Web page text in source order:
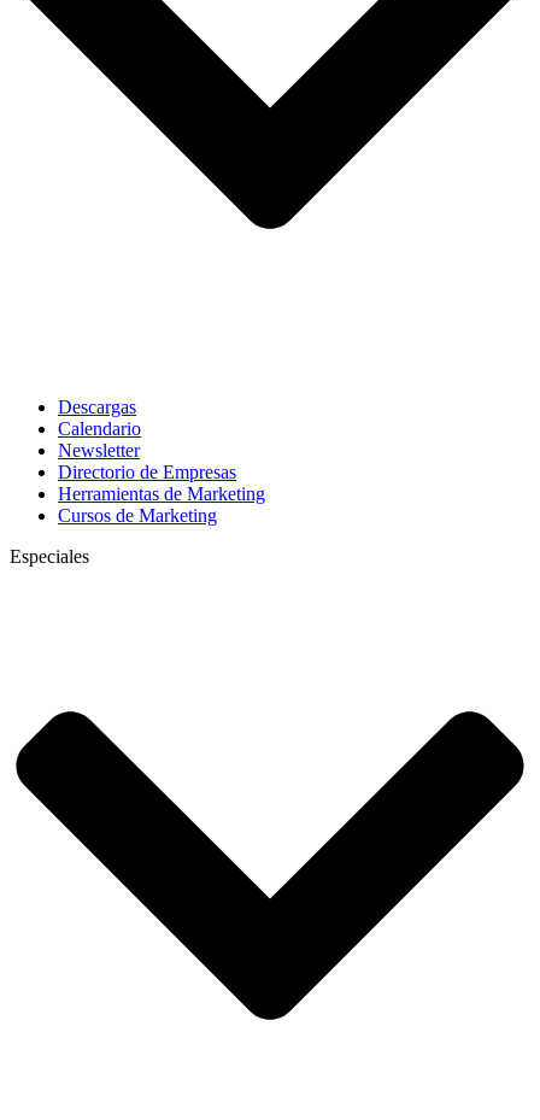
Descargas
Calendario
Newsletter
Directorio de Empresas
Herramientas de Marketing
Cursos de Marketing
Especiales